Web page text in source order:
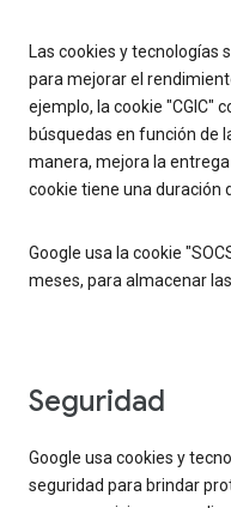
Las cookies y tecnologías
para mejorar el
ejemplo, la cookie "CGIC"
búsquedas en función de
manera, mejora la
cookie tiene una duración
Google usa la cookie
meses, para almacenar
Seguridad
Google usa cookies y
seguridad para brindar